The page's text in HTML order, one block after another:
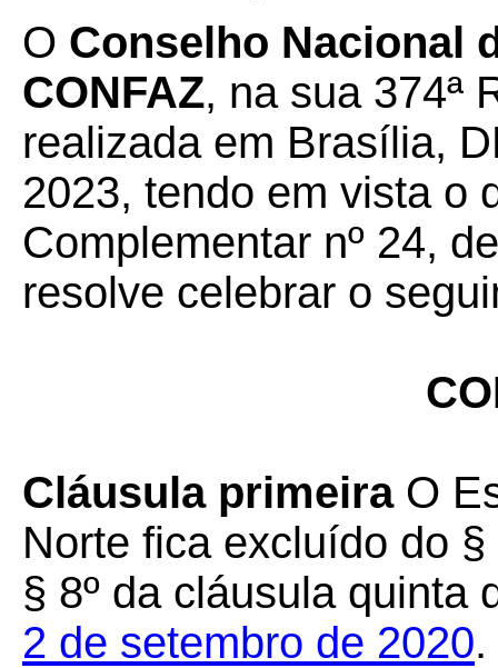
O Conselho Nacional
CONFAZ, na sua 374ª
realizada em Brasília,
2023, tendo em vista o
Complementar nº 24,
resolve celebrar o
Cláusula primeiraO
Norte fica excluído do
§ 8º da cláusula quinta
2 de setembro de 2020.